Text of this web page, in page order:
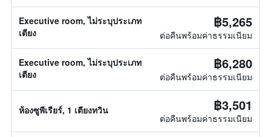
Executive room, ไม่ระบุประเภท
เตียง
฿5,265
ต่อคืนพร้อมค่าธรรมเนียม
Executive room, ไม่ระบุประเภท
เตียง
฿6,280
ต่อคืนพร้อมค่าธรรมเนียม
ห้องซูพีเรียร์, 1 เตียงทวิน ฿3,501
ต่อคืนพร้อมค่าธรรมเนียม